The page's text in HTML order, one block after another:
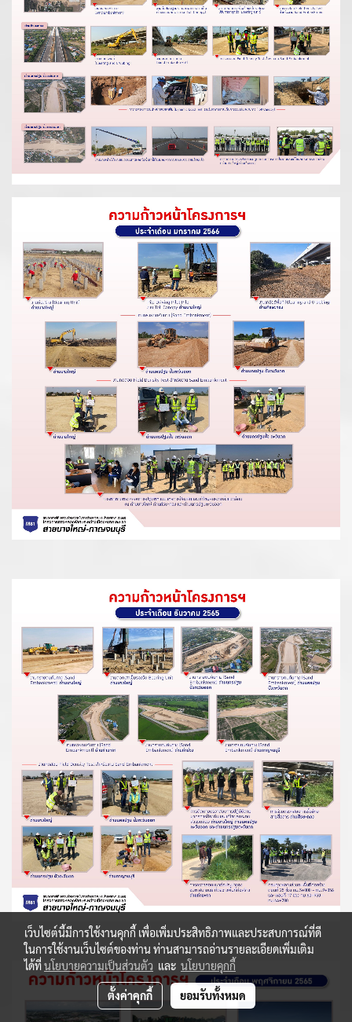
เว็บไซต์นี้มีการใช้งานคุกกี้ เพื่อเพิ่มประสิทธิภาพและประสบการณ์ที่ดี
ในการใช้งานเว็บไซต์ของท่าน ท่านสามารถอ่านรายละเอียดเพิ่มเติม
ได้ที่นโยบายความเป็นส่วนตัว และ นโยบายคุกกี้
ตั้งค่าคุกกี้ ยอมรับทั้งหมด